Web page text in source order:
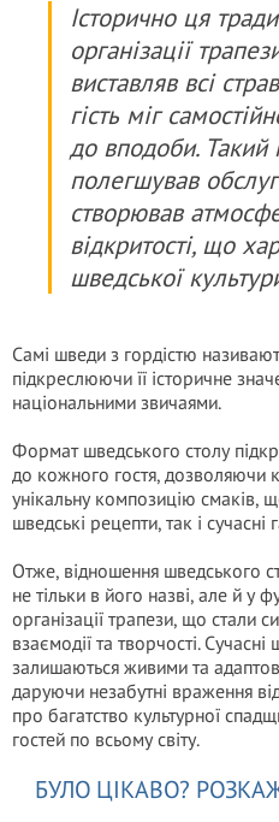
Історично ця
організації
виставляв всі
гість міг
до вподоби. Такий
полегшував
створював
відкритості, що
шведської
Самі шведи з гордістю
підкреслюючи її історичне
національними звичаями.
Формат шведського столу
до кожного гостя, дозволяючи
унікальну композицію смаків,
шведські рецепти, так і сучасні
Отже, відношення шведського
не тільки в його назві, але й у
організації трапези, що стали
взаємодії та творчості. Сучасні
залишаються живими та
даруючи незабутні враження
про багатство культурної
гостей по всьому світу.
БУЛО ЦІКАВО?